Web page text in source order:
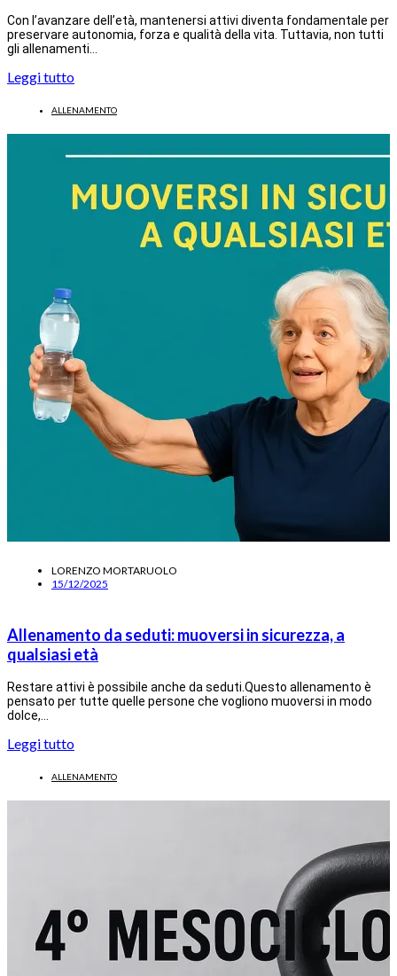
Con l’avanzare dell’età, mantenersi attivi diventa fondamentale per
preservare autonomia, forza e qualità della vita. Tuttavia, non tutti
gli allenamenti…
Leggi tutto
ALLENAMENTO
LORENZO MORTARUOLO
15/12/2025
Allenamento da seduti: muoversi in sicurezza, a
qualsiasi età
Restare attivi è possibile anche da seduti.Questo allenamento è
pensato per tutte quelle persone che vogliono muoversi in modo
dolce,…
Leggi tutto
ALLENAMENTO